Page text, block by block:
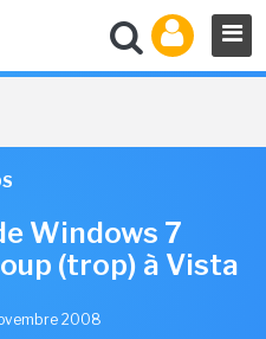
Windows 7
(trop) à Vista
2008